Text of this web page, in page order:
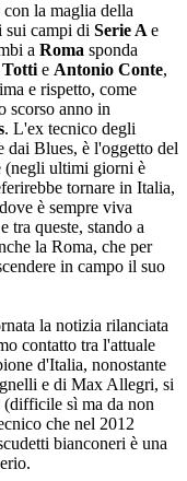
la maglia della
sui campi di Serie A e
a Roma sponda
Totti e Antonio Conte,
e rispetto, come
scorso anno in
. L'ex tecnico degli
dai Blues, è l'oggetto del
(negli ultimi giorni è
tornare in Italia,
è sempre viva
tra queste, stando a
la Roma, che per
in campo il suo
la notizia rilanciata
contatto tra l'attuale
d'Italia, nonostante
e di Max Allegri, si
(difficile sì ma da non
che nel 2012
bianconeri è una